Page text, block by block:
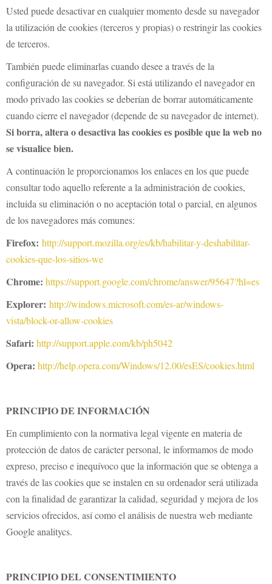
Usted puede desactivar en cualquier momento desde su navegador
la utilización de cookies (terceros y propias) o restringir las cookies
de terceros.
También puede eliminarlas cuando desee a través de la
configuración de su navegador. Si está utilizando el navegador en
modo privado las cookies se deberían de borrar automáticamente
cuando cierre el navegador (depende de su navegador de internet).
Si borra, altera o desactiva las cookies es posible que la web no
se visualice bien.
A continuación le proporcionamos los enlaces en los que puede
consultar todo aquello referente a la administración de cookies,
incluida su eliminación o no aceptación total o parcial, en algunos
de los navegadores más comunes:
Firefox: http://support.mozilla.org/es/kb/habilitar-y-deshabilitar-
cookies-que-los-sitios-we
Chrome: https://support.google.com/chrome/answer/95647?hl=es
Explorer: http://windows.microsoft.com/es-ar/windows-
vista/block-or-allow-cookies
Safari: http://support.apple.com/kb/ph5042
Opera: http://help.opera.com/Windows/12.00/esES/cookies.html
PRINCIPIO DE INFORMACIÓN
En cumplimiento con la normativa legal vigente en materia de
protección de datos de carácter personal, le informamos de modo
expreso, preciso e inequívoco que la información que se obtenga a
través de las cookies que se instalen en su ordenador será utilizada
con la finalidad de garantizar la calidad, seguridad y mejora de los
servicios ofrecidos, así como el análisis de nuestra web mediante
Google analitycs.
PRINCIPIO DEL CONSENTIMIENTO